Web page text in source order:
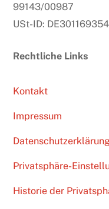
99143/00987
USt-ID: DE301169354
Rechtliche Links
Kontakt
Impressum
Privatsphäre-
Historie der